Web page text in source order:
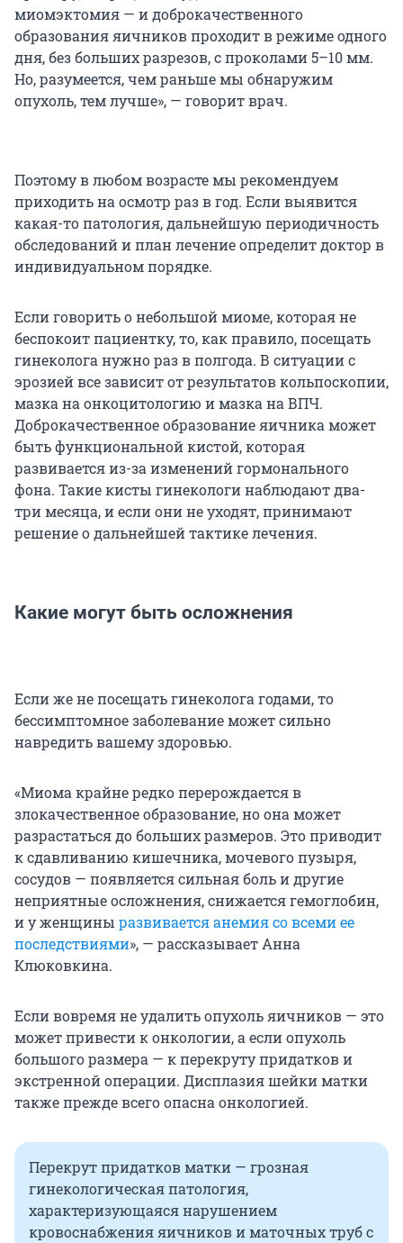
миомэктомия — и доброкачественного
образования яичников проходит в режиме одного
дня, без больших разрезов, с проколами 5–10 мм.
Но, разумеется, чем раньше мы обнаружим
опухоль, тем лучше», — говорит врач.
Поэтому в любом возрасте мы рекомендуем
приходить на осмотр раз в год. Если выявится
какая-то патология, дальнейшую периодичность
обследований и план лечение определит доктор в
индивидуальном порядке.
Если говорить о небольшой миоме, которая не
беспокоит пациентку, то, как правило, посещать
гинеколога нужно раз в полгода. В ситуации с
эрозией все зависит от результатов кольпоскопии,
мазка на онкоцитологию и мазка на ВПЧ.
Доброкачественное образование яичника может
быть функциональной кистой, которая
развивается из-за изменений гормонального
фона. Такие кисты гинекологи наблюдают два-
три месяца, и если они не уходят, принимают
решение о дальнейшей тактике лечения.
Какие могут быть осложнения
Если же не посещать гинеколога годами, то
бессимптомное заболевание может сильно
навредить вашему здоровью.
«Миома крайне редко перерождается в
злокачественное образование, но она может
разрастаться до больших размеров. Это приводит
к сдавливанию кишечника, мочевого пузыря,
сосудов — появляется сильная боль и другие
неприятные осложнения, снижается гемоглобин,
и у женщины развивается анемия со всеми ее
последствиями», — рассказывает Анна
Клюковкина.
Если вовремя не удалить опухоль яичников — это
может привести к онкологии, а если опухоль
большого размера — к перекруту придатков и
экстренной операции. Дисплазия шейки матки
также прежде всего опасна онкологией.
Перекрут придатков матки — грозная
гинекологическая патология,
характеризующаяся нарушением
кровоснабжения яичников и маточных труб с